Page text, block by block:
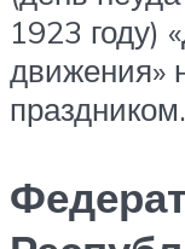
1923 году)
движения»
праздником.